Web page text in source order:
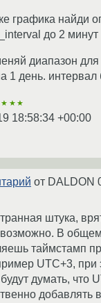
графика найди
до 2 минут
диапазон
1 день. интервал
18:58:34 +00:00
от DALDON
штука,
возможно. В
таймстамп
UTC+3,
думать, что